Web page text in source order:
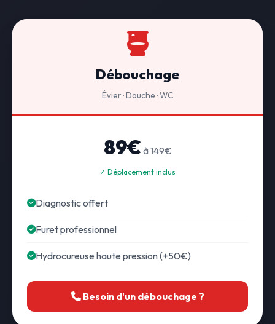
Débouchage
Évier · Douche · WC
89€ à 149€
✓ Déplacement inclus
Diagnostic offert
Furet professionnel
Hydrocureuse haute pression (+50€)
Besoin d'un débouchage ?